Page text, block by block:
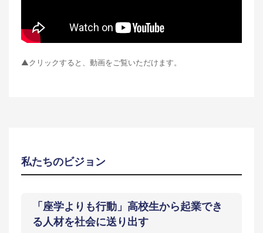
▲クリックすると、動画をご覧いただけます。
私たちのビジョン
「座学よりも行動」高校生から起業でき
る人材を社会に送り出す